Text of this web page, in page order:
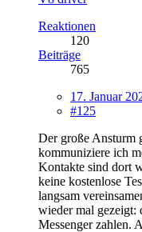
Reaktionen
120
Beiträge
765
17. Januar
#125
Der große Ansturm
kommuniziere ich
Kontakte sind dort
keine kostenlose
langsam
wieder mal gezeigt:
Messenger zahlen.